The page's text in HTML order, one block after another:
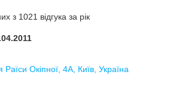
з 1021 відгука за рік
Окіпної, 4А, Київ, Україна